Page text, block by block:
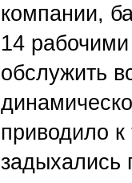
компании,
14
обслужить
приводило к
задыхались